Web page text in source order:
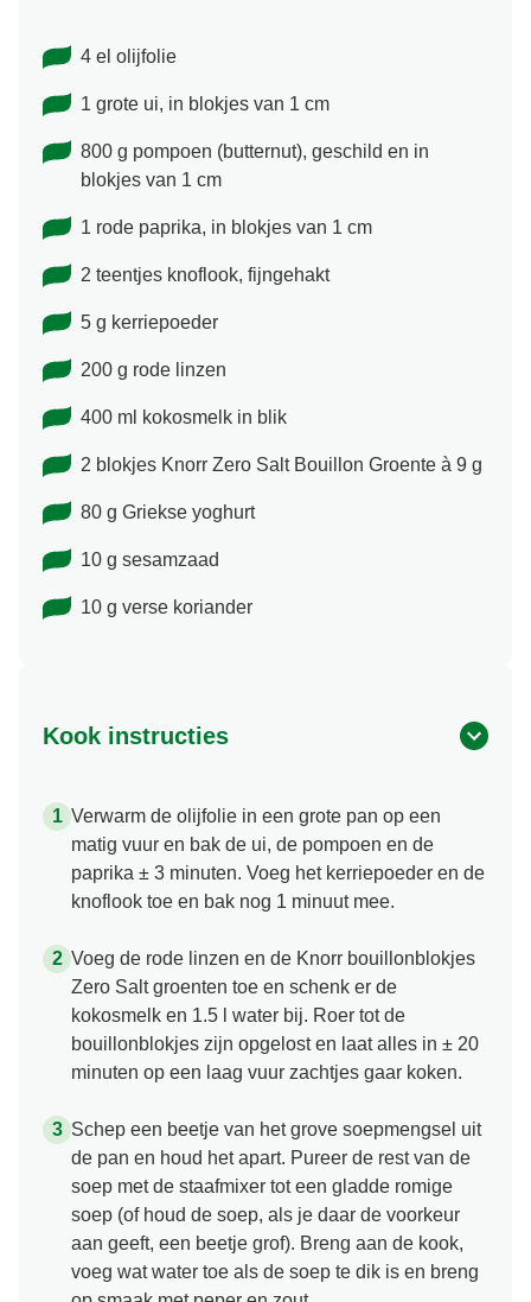
4 el olijfolie
1 grote ui, in blokjes van 1 cm
800 g pompoen (butternut), geschild en in
blokjes van 1 cm
1 rode paprika, in blokjes van 1 cm
2 teentjes knoflook, fijngehakt
5 g kerriepoeder
200 g rode linzen
400 ml kokosmelk in blik
2 blokjes Knorr Zero Salt Bouillon Groente à 9 g
80 g Griekse yoghurt
10 g sesamzaad
10 g verse koriander
Kook instructies
Verwarm de olijfolie in een grote pan op een
matig vuur en bak de ui, de pompoen en de
paprika ± 3 minuten. Voeg het kerriepoeder en de
knoflook toe en bak nog 1 minuut mee.
Voeg de rode linzen en de Knorr bouillonblokjes
Zero Salt groenten toe en schenk er de
kokosmelk en 1.5 l water bij. Roer tot de
bouillonblokjes zijn opgelost en laat alles in ± 20
minuten op een laag vuur zachtjes gaar koken.
Schep een beetje van het grove soepmengsel uit
de pan en houd het apart. Pureer de rest van de
soep met de staafmixer tot een gladde romige
soep (of houd de soep, als je daar de voorkeur
aan geeft, een beetje grof). Breng aan de kook,
voeg wat water toe als de soep te dik is en breng